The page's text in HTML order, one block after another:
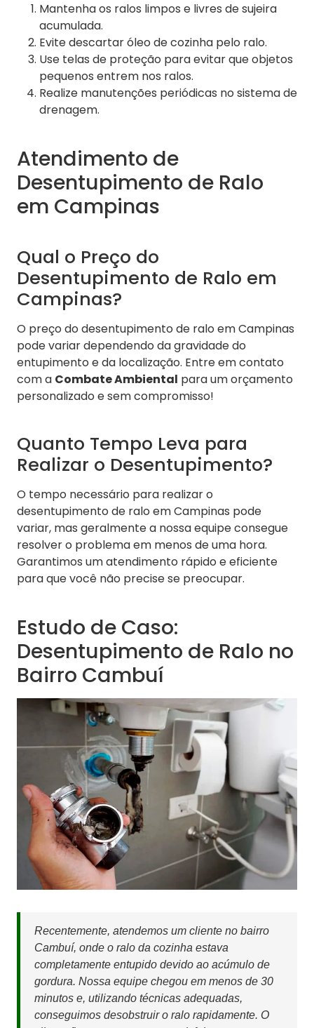
Mantenha os ralos limpos e livres de sujeira
acumulada.
Evite descartar óleo de cozinha pelo ralo.
Use telas de proteção para evitar que objetos
pequenos entrem nos ralos.
Realize manutenções periódicas no sistema de
drenagem.
Atendimento de
Desentupimento de Ralo
em Campinas
Qual o Preço do
Desentupimento de Ralo em
Campinas?
O preço do desentupimento de ralo em Campinas
pode variar dependendo da gravidade do
entupimento e da localização. Entre em contato
com a Combate Ambiental para um orçamento
personalizado e sem compromisso!
Quanto Tempo Leva para
Realizar o Desentupimento?
O tempo necessário para realizar o
desentupimento de ralo em Campinas pode
variar, mas geralmente a nossa equipe consegue
resolver o problema em menos de uma hora.
Garantimos um atendimento rápido e eficiente
para que você não precise se preocupar.
Estudo de Caso:
Desentupimento de Ralo no
Bairro Cambuí
Recentemente, atendemos um cliente no bairro
Cambuí, onde o ralo da cozinha estava
completamente entupido devido ao acúmulo de
gordura. Nossa equipe chegou em menos de 30
minutos e, utilizando técnicas adequadas,
conseguimos desobstruir o ralo rapidamente. O